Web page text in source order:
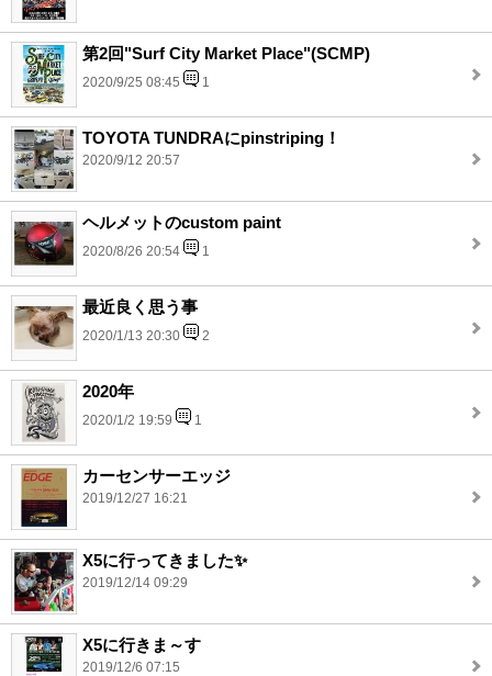
第2回"Surf City Market Place"(SCMP)
2020/9/25 08:45 1
TOYOTA TUNDRAにpinstriping！
2020/9/12 20:57
ヘルメットのcustom paint
2020/8/26 20:54 1
最近良く思う事
2020/1/13 20:30 2
2020年
2020/1/2 19:59 1
カーセンサーエッジ
2019/12/27 16:21
X5に行ってきました✨
2019/12/14 09:29
X5に行きま～す
2019/12/6 07:15